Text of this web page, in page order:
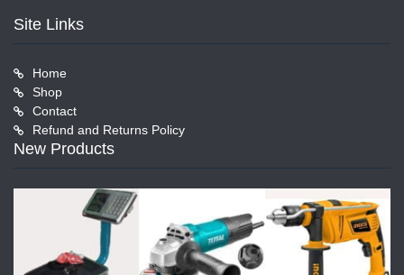
Site Links
Home
Shop
Contact
Refund and Returns Policy
New Products